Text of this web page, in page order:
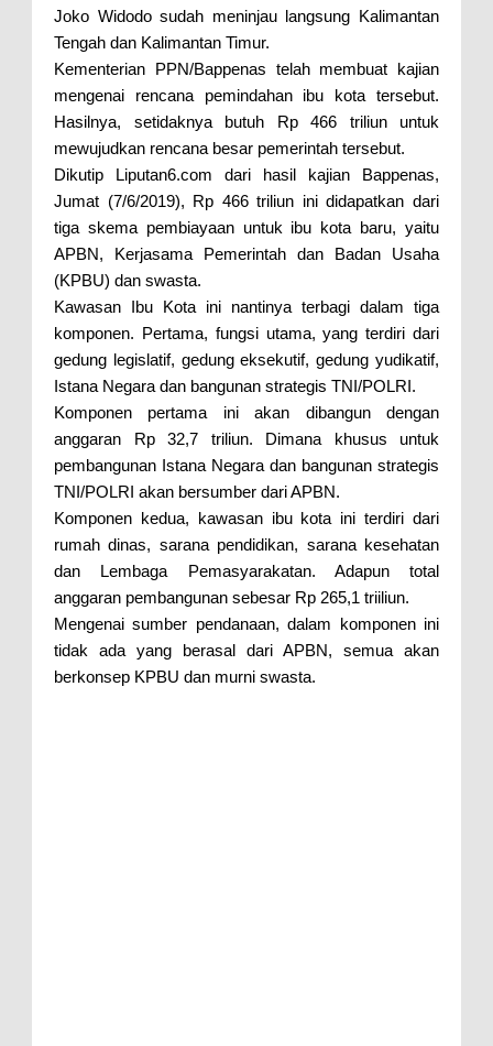
Joko Widodo sudah meninjau langsung Kalimantan
Tengah dan Kalimantan Timur.
Kementerian PPN/Bappenas telah membuat kajian
mengenai rencana pemindahan ibu kota tersebut.
Hasilnya, setidaknya butuh Rp 466 triliun untuk
mewujudkan rencana besar pemerintah tersebut.
Dikutip Liputan6.com dari hasil kajian Bappenas,
Jumat (7/6/2019), Rp 466 triliun ini didapatkan dari
tiga skema pembiayaan untuk ibu kota baru, yaitu
APBN, Kerjasama Pemerintah dan Badan Usaha
(KPBU) dan swasta.
Kawasan Ibu Kota ini nantinya terbagi dalam tiga
komponen. Pertama, fungsi utama, yang terdiri dari
gedung legislatif, gedung eksekutif, gedung yudikatif,
Istana Negara dan bangunan strategis TNI/POLRI.
Komponen pertama ini akan dibangun dengan
anggaran Rp 32,7 triliun. Dimana khusus untuk
pembangunan Istana Negara dan bangunan strategis
TNI/POLRI akan bersumber dari APBN.
Komponen kedua, kawasan ibu kota ini terdiri dari
rumah dinas, sarana pendidikan, sarana kesehatan
dan Lembaga Pemasyarakatan. Adapun total
anggaran pembangunan sebesar Rp 265,1 triiliun.
Mengenai sumber pendanaan, dalam komponen ini
tidak ada yang berasal dari APBN, semua akan
berkonsep KPBU dan murni swasta.